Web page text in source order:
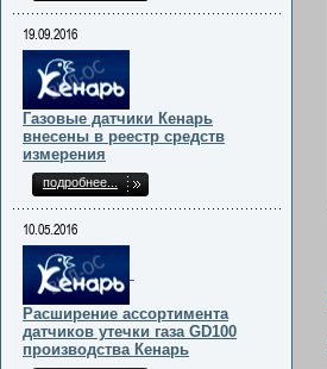
19.09.2016
Газовые датчики Кенарь
внесены в реестр средств
измерения
подробнее...
10.05.2016
Расширение ассортимента
датчиков утечки газа GD100
производства Кенарь